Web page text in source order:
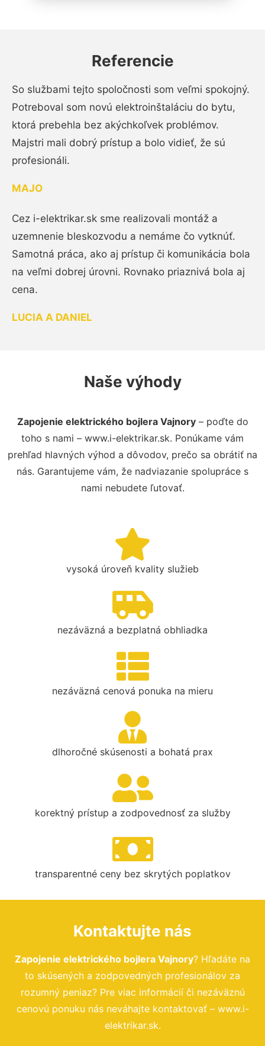
Referencie
So službami tejto spoločnosti som veľmi spokojný.
Potreboval som novú elektroinštaláciu do bytu,
ktorá prebehla bez akýchkoľvek problémov.
Majstri mali dobrý prístup a bolo vidieť, že sú
profesionáli.
MAJO
Cez i-elektrikar.sk sme realizovali montáž a
uzemnenie bleskozvodu a nemáme čo vytknúť.
Samotná práca, ako aj prístup či komunikácia bola
na veľmi dobrej úrovni. Rovnako priaznivá bola aj
cena.
LUCIA A DANIEL
Naše výhody
Zapojenie elektrického bojlera Vajnory– poďte do
toho s nami – www.i-elektrikar.sk. Ponúkame vám
prehľad hlavných výhod a dôvodov, prečo sa obrátiť na
nás. Garantujeme vám, že nadviazanie spolupráce s
nami nebudete ľutovať.
vysoká úroveň kvality služieb
nezáväzná a bezplatná obhliadka
nezáväzná cenová ponuka na mieru
dlhoročné skúsenosti a bohatá prax
korektný prístup a zodpovednosť za služby
transparentné ceny bez skrytých poplatkov
Kontaktujte nás
Zapojenie elektrického bojlera Vajnory? Hľadáte na
to skúsených a zodpovedných profesionálov za
rozumný peniaz? Pre viac informácií či nezáväznú
cenovú ponuku nás neváhajte kontaktovať – www.i-
elektrikar.sk.